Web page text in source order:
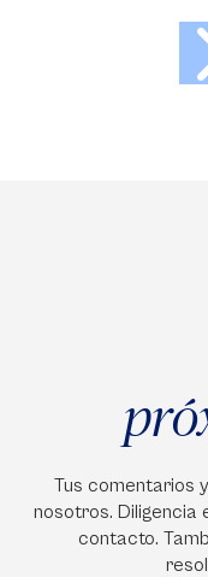
Tus comentarios
nosotros. Diligencia
contacto.